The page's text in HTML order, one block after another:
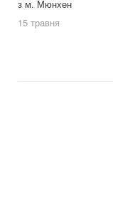
з м. Мюнхен
15 травня